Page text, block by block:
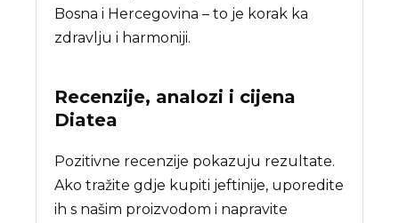
Bosna i Hercegovina – to je korak ka
zdravlju i harmoniji.
Recenzije, analozi i cijena
Diatea
Pozitivne recenzije pokazuju rezultate.
Ako tražite gdje kupiti jeftinije, uporedite
ih s našim proizvodom i napravite